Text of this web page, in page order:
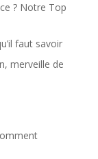
? Notre Top
faut savoir
merveille de